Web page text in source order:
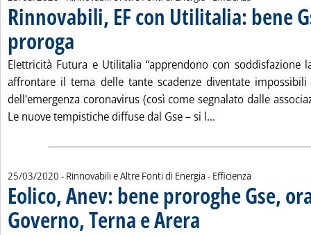
Rinnovabili, EF con Utilitalia: bene
proroga
Elettricità Futura e Utilitalia “apprendono con soddisfazione
affrontare il tema delle tante scadenze diventate
dell'emergenza coronavirus (così come segnalato dalle
Le nuove tempistiche diffuse dal Gse – si l...
25/03/2020 - Rinnovabili e Altre Fonti di Energia - Efficienza
Eolico, Anev: bene proroghe Gse,
Governo, Terna e Arera . Pubblicata mercoledì 25